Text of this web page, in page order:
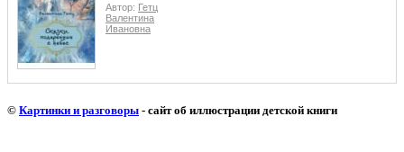
Автор: Гетц
Валентина
Ивановна
© Картинки и разговоры - сайт об иллюстрации детской книги